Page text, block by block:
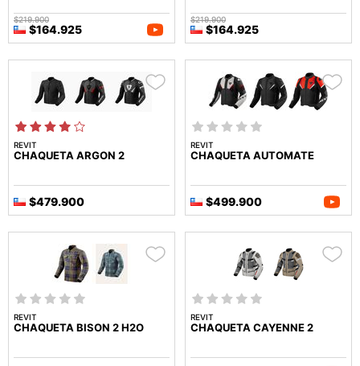
$164.925
$219.900
$164.925
$219.900
REVIT
CHAQUETA ARGON 2
$479.900
REVIT
CHAQUETA AUTOMATE
$499.900
REVIT
CHAQUETA BISON 2 H2O
REVIT
CHAQUETA CAYENNE 2